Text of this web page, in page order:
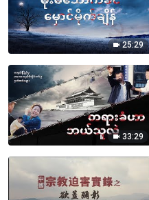
25:29
33:29